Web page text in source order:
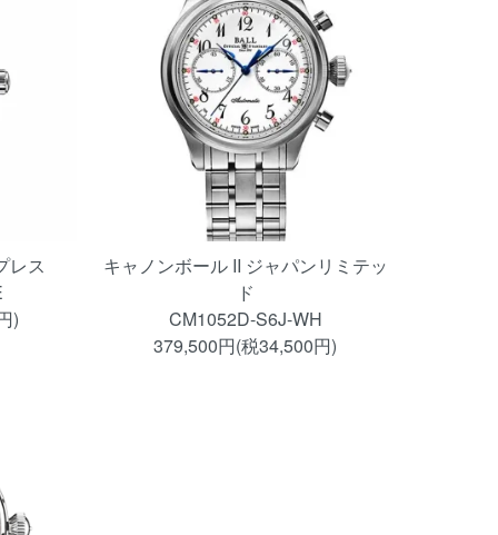
レス
)
キャノンボール II ジャパンリミテッ
ド
CM1052D-S6J-WH
379,500円(税34,500円)